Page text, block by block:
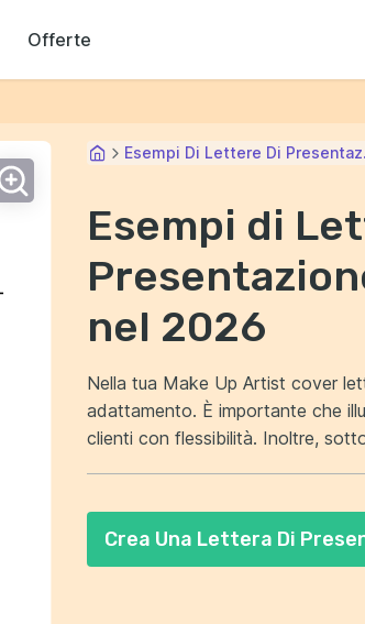
Offerte
Esempi Di Lettere Di
Esempi di
nel 2026
Nella tua Make Up Artist cover
adattamento. È importante che
clienti con flessibilità. Inoltre, sottolinea la tua esperienza e competenza nel settore
Crea Una Lettera Di